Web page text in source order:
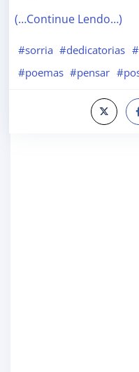
(…Continue Lendo…)
#sorria #dedicatorias
#poemas #pensar